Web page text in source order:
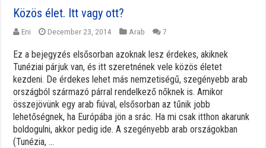
Közös élet. Itt vagy ott?
Eni December 23, 2014 Arab 7
Ez a bejegyzés elsősorban azoknak lesz érdekes, akiknek
Tunéziai párjuk van, és itt szeretnének vele közös életet
kezdeni. De érdekes lehet más nemzetiségű, szegényebb arab
országból származó párral rendelkező nőknek is. Amikor
összejövünk egy arab fiúval, elsősorban az tűnik jobb
lehetőségnek, ha Európába jön a srác. Ha mi csak itthon akarunk
boldogulni, akkor pedig ide. A szegényebb arab országokban
(Tunézia, ...